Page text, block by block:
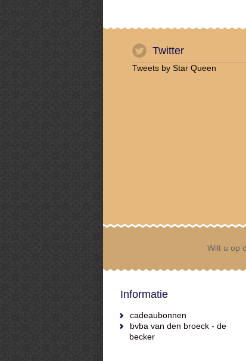
Twitter
Tweets by Star Queen
Wilt u op
Informatie
cadeaubonnen
bvba van den broeck - de
becker